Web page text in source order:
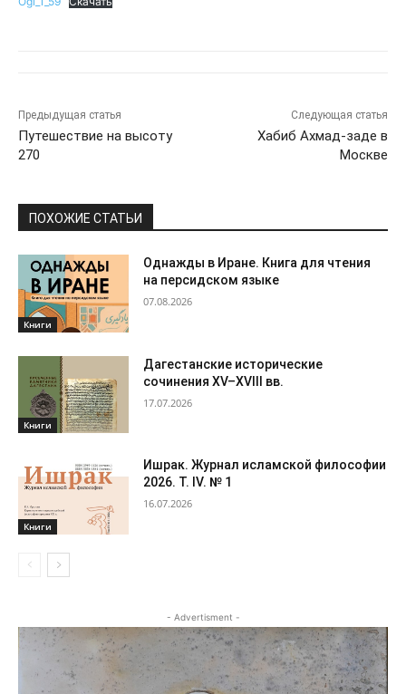
Предыдущая статья
Путешествие на высоту
270
Следующая статья
Хабиб Ахмад-заде в
Москве
ПОХОЖИЕ СТАТЬИ
Книги
Однажды в Иране. Книга для чтения
на персидском языке
07.08.2026
Книги
Дагестанские исторические
сочинения XV–XVIII вв.
17.07.2026
Книги
Ишрак. Журнал исламской философии
2026. Т. IV. № 1
16.07.2026
- Advertisment -